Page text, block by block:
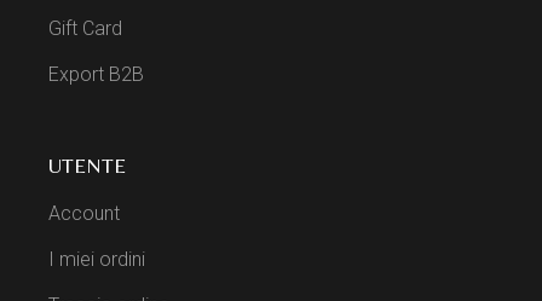
Gift Card
Export B2B
UTENTE
Account
I miei ordini